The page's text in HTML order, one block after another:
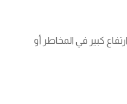
كبير في المخاطر أو